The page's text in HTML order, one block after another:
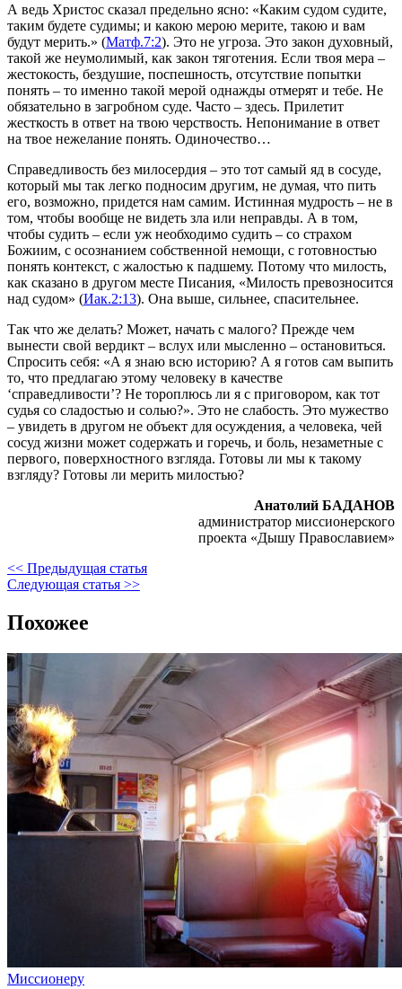
А ведь Христос сказал предельно ясно: «Каким судом судите,
таким будете судимы; и какою мерою мерите, такою и вам
будут мерить.» (Матф.7:2). Это не угроза. Это закон духовный,
такой же неумолимый, как закон тяготения. Если твоя мера –
жестокость, бездушие, поспешность, отсутствие попытки
понять – то именно такой мерой однажды отмерят и тебе. Не
обязательно в загробном суде. Часто – здесь. Прилетит
жесткость в ответ на твою черствость. Непонимание в ответ
на твое нежелание понять. Одиночество…
Справедливость без милосердия – это тот самый яд в сосуде,
который мы так легко подносим другим, не думая, что пить
его, возможно, придется нам самим. Истинная мудрость – не в
том, чтобы вообще не видеть зла или неправды. А в том,
чтобы судить – если уж необходимо судить – со страхом
Божиим, с осознанием собственной немощи, с готовностью
понять контекст, с жалостью к падшему. Потому что милость,
как сказано в другом месте Писания, «Милость превозносится
над судом» (Иак.2:13). Она выше, сильнее, спасительнее.
Так что же делать? Может, начать с малого? Прежде чем
вынести свой вердикт – вслух или мысленно – остановиться.
Спросить себя: «А я знаю всю историю? А я готов сам выпить
то, что предлагаю этому человеку в качестве
‘справедливости’? Не тороплюсь ли я с приговором, как тот
судья со сладостью и солью?». Это не слабость. Это мужество
– увидеть в другом не объект для осуждения, а человека, чей
сосуд жизни может содержать и горечь, и боль, незаметные с
первого, поверхностного взгляда. Готовы ли мы к такому
взгляду? Готовы ли мерить милостью?
Анатолий БАДАНОВ
администратор миссионерского
проекта «Дышу Православием»
<< Предыдущая статья
Следующая статья >>
Похожее
Миссионеру